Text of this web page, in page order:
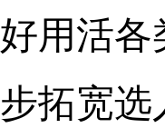
好用活各
步拓宽选